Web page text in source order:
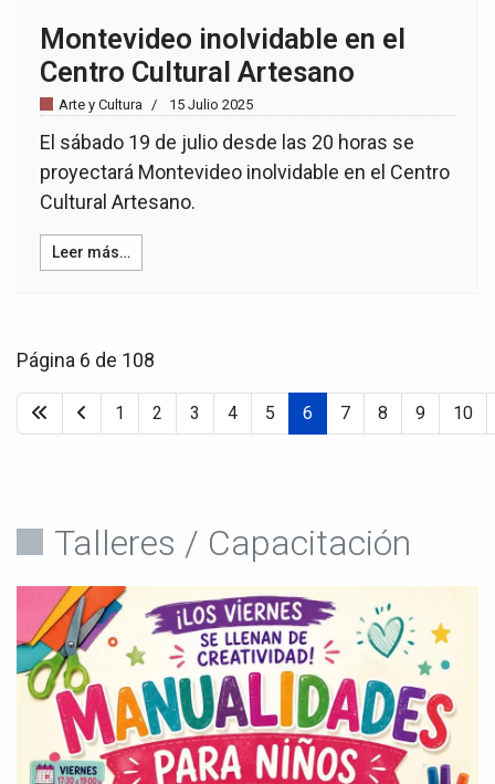
Montevideo inolvidable en el
Centro Cultural Artesano
Arte y Cultura 15 Julio 2025
El sábado 19 de julio desde las 20 horas se
proyectará Montevideo inolvidable en el Centro
Cultural Artesano.
Leer más…
Página 6 de 108
1 2 3 4 5 6 7 8 9 10
Talleres / Capacitación